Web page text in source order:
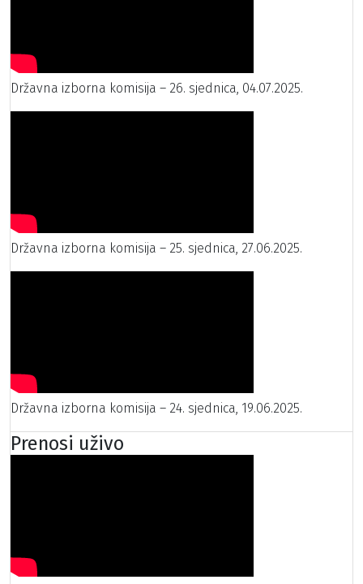
Državna izborna komisija – 26. sjednica, 04.07.2025.
Državna izborna komisija – 25. sjednica, 27.06.2025.
Državna izborna komisija – 24. sjednica, 19.06.2025.
Prenosi uživo